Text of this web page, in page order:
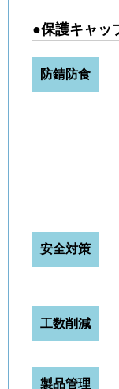
●保護キャッ
防錆防食
安全対策
工数削減
製品管理